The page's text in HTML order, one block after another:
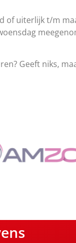
of uiterlijk t/m
Geeft niks,